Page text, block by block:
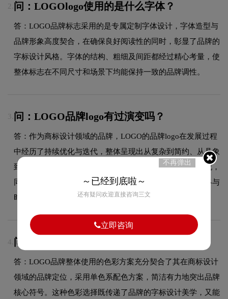
2. 问：LOGOlogo使用的是什么字体？
答：LOGO品牌标志采用的是专属定制字体设计，字体造型与
品牌形象高度契合，在确保良好阅读性的同时，彰显了品牌的
字标设计风格。字体的结构、粗细及间距都经过精心考量，使
整体标志在不同尺寸和场景下均能保持一致的品牌调性。
3. 问：LOGO品牌logo有过演变吗？
答：作为商标设计领域的品牌，LOGO的品牌logo在发展过程
中经历了持续优化与迭代，整体呈现出从复杂到简约、从具象
到抽象的现代化演变趋势。每一次更新都紧跟时代审美潮流，
同时保持品牌核心识别元素的延续性，使品牌视觉形象始终与
时俱进，历久弥新。
4. 问：LOGOlogo采用什么颜色搭配？
答：LOGO品牌整体使用的色彩方案充分契合了其在商标设计
领域的品牌定位，采用单色系配色方案，简洁有力地突出品牌
核心符号。这种色彩选择既传递了品牌的字标设计美学，又能
不再弹出
～已经到底啦～
还有疑问欢迎直接咨询三文
立即咨询